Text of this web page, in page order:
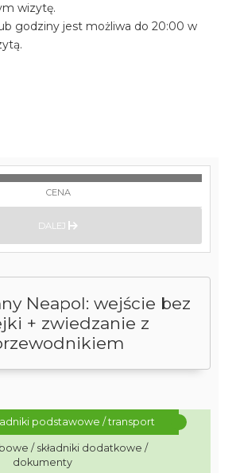
wizytę.
godziny jest możliwa do 20:00 w
Neapol: wejście bez
+ zwiedzanie z
podstawowe / transport
/ składniki dodatkowe /
dokumenty
CENA
DALEJ